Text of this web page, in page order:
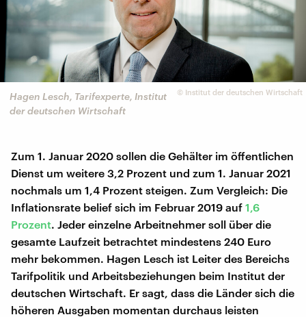
© Institut der deutschen Wirtschaft
Hagen Lesch, Tarifexperte, Institut
der deutschen Wirtschaft
Zum 1. Januar 2020 sollen die Gehälter im öffentlichen
Dienst um weitere 3,2 Prozent und zum 1. Januar 2021
nochmals um 1,4 Prozent steigen. Zum Vergleich: Die
Inflationsrate belief sich im Februar 2019 auf 1,6
Prozent. Jeder einzelne Arbeitnehmer soll über die
gesamte Laufzeit betrachtet mindestens 240 Euro
mehr bekommen. Hagen Lesch ist Leiter des Bereichs
Tarifpolitik und Arbeitsbeziehungen beim Institut der
deutschen Wirtschaft. Er sagt, dass die Länder sich die
höheren Ausgaben momentan durchaus leisten